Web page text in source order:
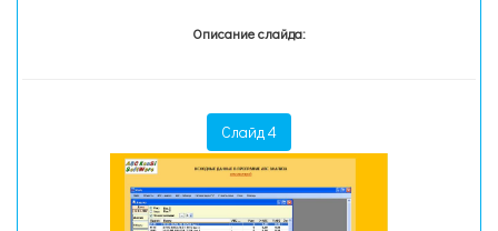
Описание слайда:
Слайд 4